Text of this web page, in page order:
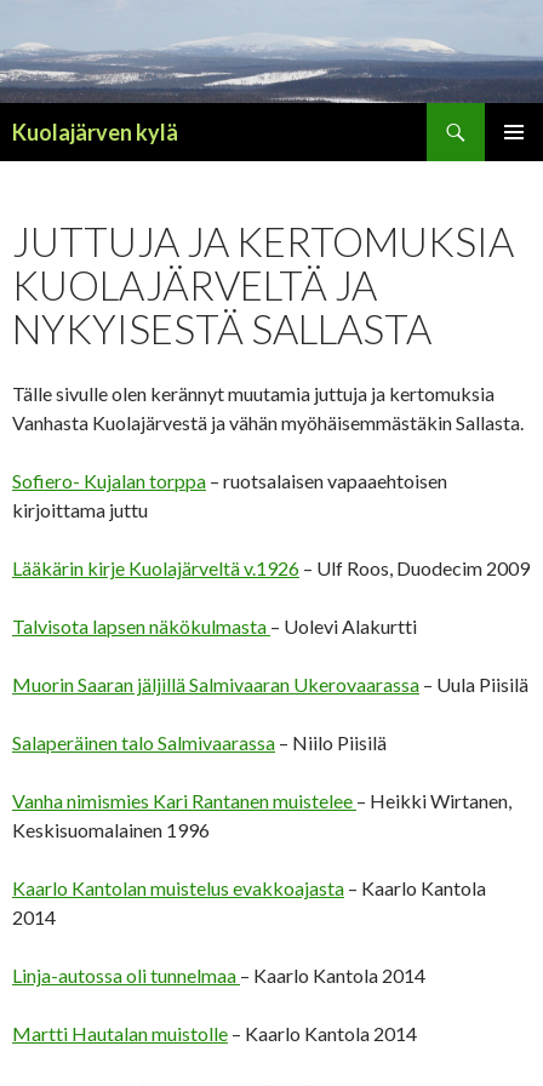
Kuolajärven kylä
JUTTUJA JA KERTOMUKSIA
KUOLAJÄRVELTÄ JA
NYKYISESTÄ SALLASTA
Tälle sivulle olen kerännyt muutamia juttuja ja kertomuksia
Vanhasta Kuolajärvestä ja vähän myöhäisemmästäkin Sallasta.
Sofiero- Kujalan torppa – ruotsalaisen vapaaehtoisen
kirjoittama juttu
Lääkärin kirje Kuolajärveltä v.1926 – Ulf Roos, Duodecim 2009
Talvisota lapsen näkökulmasta – Uolevi Alakurtti
Muorin Saaran jäljillä Salmivaaran Ukerovaarassa – Uula Piisilä
Salaperäinen talo Salmivaarassa – Niilo Piisilä
Vanha nimismies Kari Rantanen muistelee – Heikki Wirtanen,
Keskisuomalainen 1996
Kaarlo Kantolan muistelus evakkoajasta – Kaarlo Kantola
2014
Linja-autossa oli tunnelmaa – Kaarlo Kantola 2014
Martti Hautalan muistolle – Kaarlo Kantola 2014